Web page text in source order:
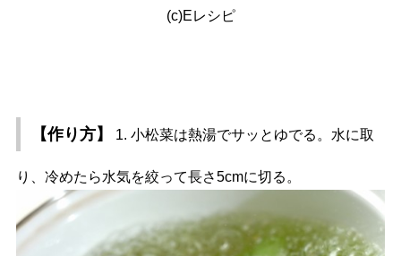
(c)Eレシピ
【作り方】 1. 小松菜は熱湯でサッとゆでる。水に取
り、冷めたら水気を絞って長さ5cmに切る。